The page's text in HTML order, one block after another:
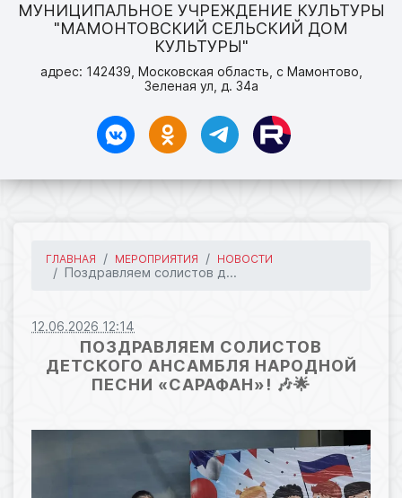
МУНИЦИПАЛЬНОЕ УЧРЕЖДЕНИЕ КУЛЬТУРЫ
"МАМОНТОВСКИЙ СЕЛЬСКИЙ ДОМ
КУЛЬТУРЫ"
адрес: 142439, Московская область, с Мамонтово,
Зеленая ул, д. 34а
ГЛАВНАЯ МЕРОПРИЯТИЯ НОВОСТИ
Поздравляем солистов д...
12.06.2026 12:14
ПОЗДРАВЛЯЕМ СОЛИСТОВ
ДЕТСКОГО АНСАМБЛЯ НАРОДНОЙ
ПЕСНИ «САРАФАН»! 🎶🌟